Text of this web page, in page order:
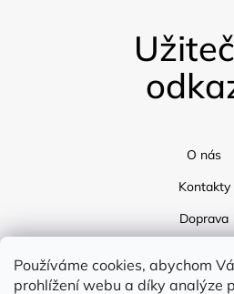
Používáme cookies, abychom
prohlížení webu a díky analýze
O nás
Kontakty
Doprava